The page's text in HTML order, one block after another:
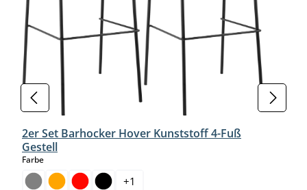
2er Set Barhocker Hover Kunststoff 4-Fuß
Gestell
Farbeauswählen
+1